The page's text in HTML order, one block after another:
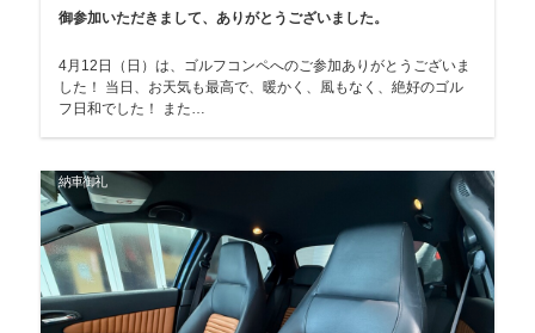
御参加いただきまして、ありがとうございました。
4月12日（日）は、ゴルフコンペへのご参加ありがとうございま
した！ 当日、お天気も最高で、暖かく、風もなく、絶好のゴル
フ日和でした！ また…
納車御礼